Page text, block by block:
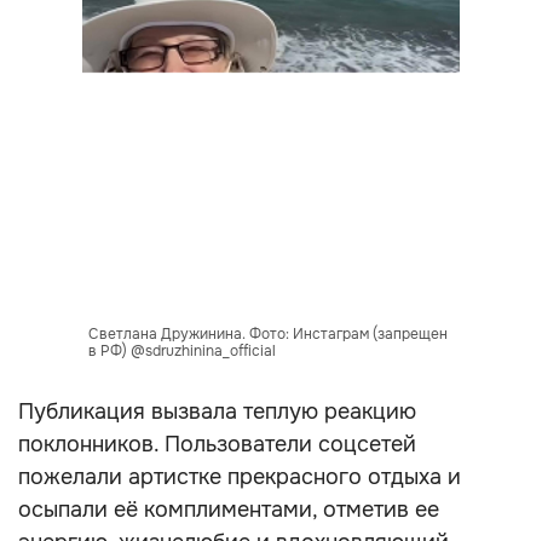
Светлана Дружинина. Фото: Инстаграм (запрещен
в РФ) @sdruzhinina_official
Публикация вызвала теплую реакцию
поклонников. Пользователи соцсетей
пожелали артистке прекрасного отдыха и
осыпали её комплиментами, отметив ее